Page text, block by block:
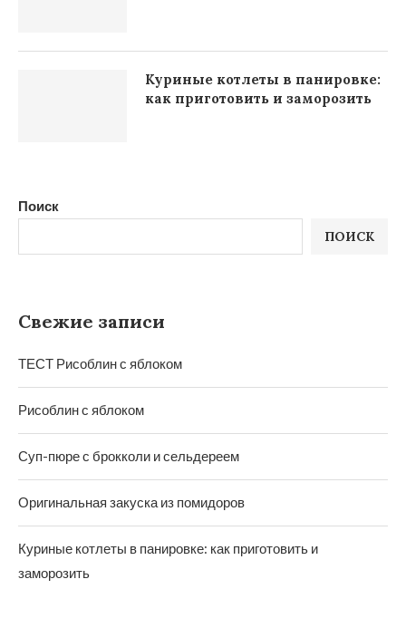
Поиск
ПОИСК
Свежие записи
ТЕСТ Рисоблин с яблоком
Рисоблин с яблоком
Суп-пюре с брокколи и сельдереем
Оригинальная закуска из помидоров
Куриные котлеты в панировке: как приготовить и
заморозить
Куриные котлеты в панировке:
как приготовить и заморозить